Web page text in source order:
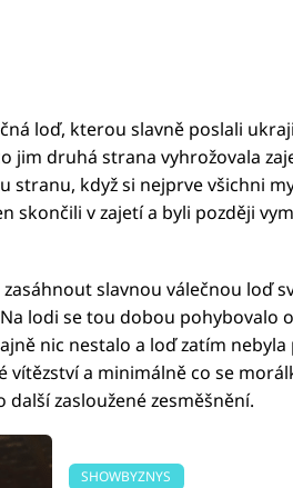
loď, kterou slavně poslali
jim druhá strana vyhrožovala
když si nejprve všichni
skončili v zajetí a byli později
slavnou válečnou loď
lodi se tou dobou pohybovalo
nic nestalo a loď zatím nebyla
a minimálně co se
zasloužené zesměšnění.
SHOWBYZNYS